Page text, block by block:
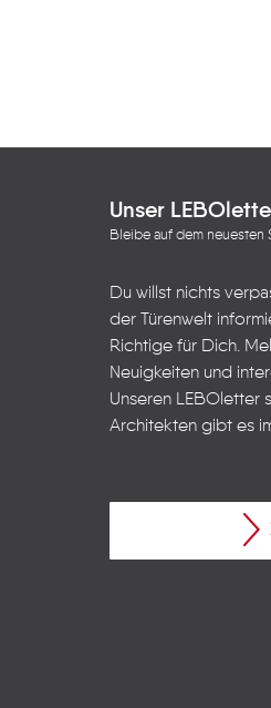
Unser
Bleibe auf dem neuesten
Du willst nichts
der Türenwelt
Richtige für Dich.
Neuigkeiten und
Unseren LEBOletter
Architekten gibt es